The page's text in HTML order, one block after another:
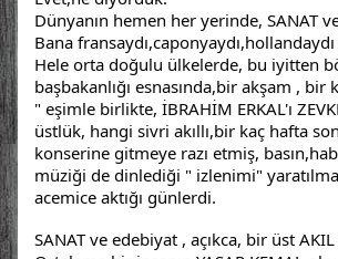
Dünyanın hemen her yerinde, SANAT
Bana
Hele orta doğulu ülkelerde, bu iyitten
başbakanlığı esnasında,bir akşam ,
" eşimle birlikte, İBRAHİM ERKAL'ı
üstlük, hangi sivri akıllı,bir kaç hafta
konserine gitmeye razı etmiş,
müziği de dinlediği " izlenimi"
acemice aktığı günlerdi.
SANAT ve edebiyat , açıkca, bir üst